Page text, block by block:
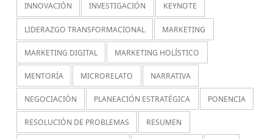
INNOVACIÓN INVESTIGACIÓN KEYNOTE
LIDERAZGO TRANSFORMACIONAL MARKETING
MARKETING DIGITAL MARKETING HOLÍSTICO
MENTORÍA MICRORELATO NARRATIVA
NEGOCIACIÓN PLANEACIÓN ESTRATÉGICA PONENCIA
RESOLUCIÓN DE PROBLEMAS RESUMEN